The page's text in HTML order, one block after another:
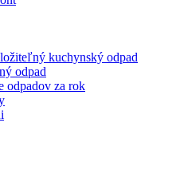
kuchynský odpad
odpad
odpadov za rok